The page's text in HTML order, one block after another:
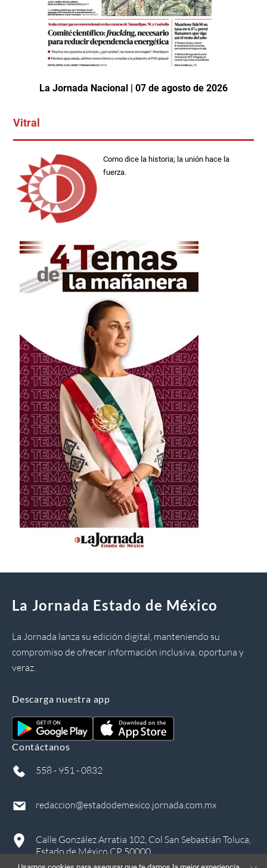
La Jornada Nacional | 07 de agosto de 2026
Vitral
Como dice la historia; la unión hace la
fuerza.
La Jornada Estado de México
La Jornada lanza su edición digital, manteniendo su
compromiso de ofrecer información inclusiva, oportuna y
veraz.
Descarga nuestra app
Contáctanos
558 - 951 - 0832
redaccion@estadodemexico.jornada.com.mx
Calle González Arratia 102, Col San Sebastián Toluca,
Estado de México CP 50000